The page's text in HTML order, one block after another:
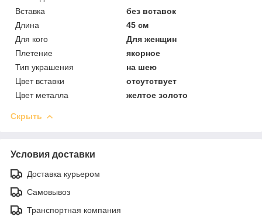
Вставка
без вставок
Длина
45 см
Для кого
Для женщин
Плетение
якорное
Тип украшения
на шею
Цвет вставки
отсутствует
Цвет металла
желтое золото
Скрыть
Условия доставки
Доставка курьером
Самовывоз
Транспортная компания